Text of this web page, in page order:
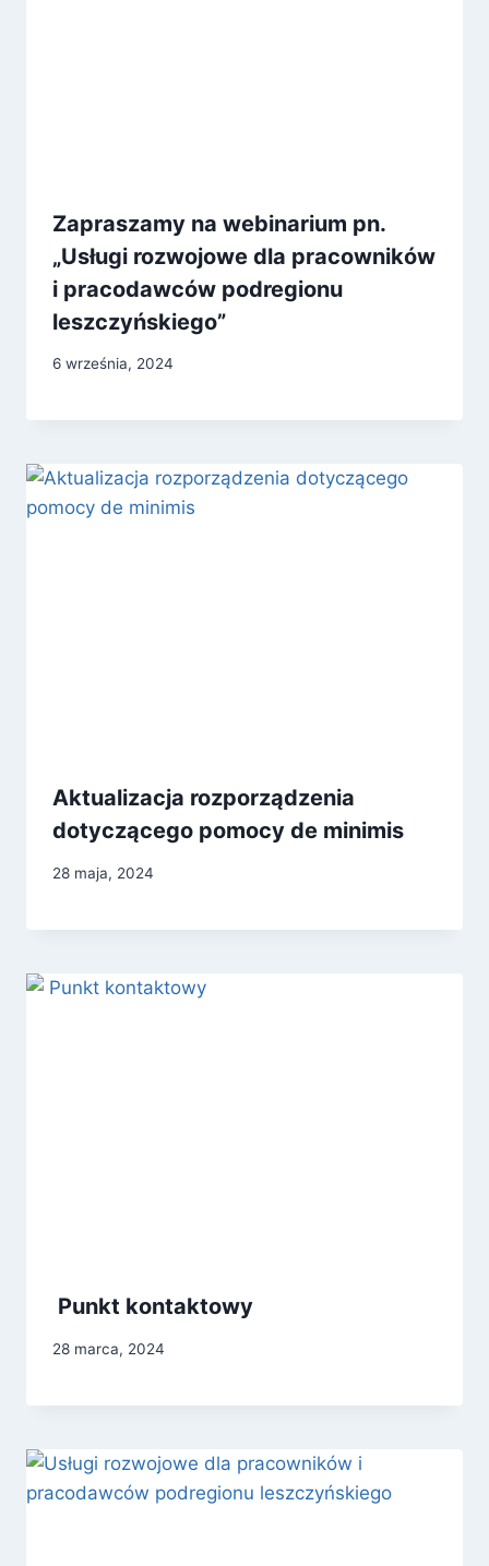
Zapraszamy na webinarium pn.
„Usługi rozwojowe dla pracowników
i pracodawców podregionu
leszczyńskiego”
6 września, 2024
Aktualizacja rozporządzenia
dotyczącego pomocy de minimis
28 maja, 2024
Punkt kontaktowy
28 marca, 2024